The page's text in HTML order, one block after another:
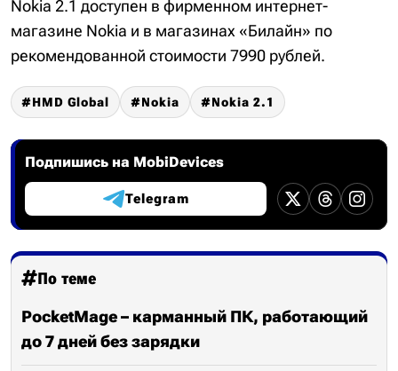
Nokia 2.1 доступен в фирменном интернет-
магазине Nokia и в магазинах «Билайн» по
рекомендованной стоимости 7990 рублей.
HMD Global Nokia Nokia 2.1
Подпишись на MobiDevices
Telegram
По теме
PocketMage – карманный ПК, работающий
до 7 дней без зарядки